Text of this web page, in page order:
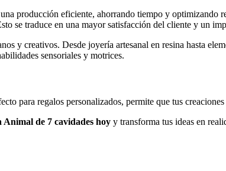
producción eficiente, ahorrando tiempo y optimizando
se traduce en una mayor satisfacción del cliente y un
y creativos. Desde joyería artesanal en resina hasta
sensoriales y motrices.
para regalos personalizados, permite que tus
de 7 cavidades hoy y transforma tus ideas en